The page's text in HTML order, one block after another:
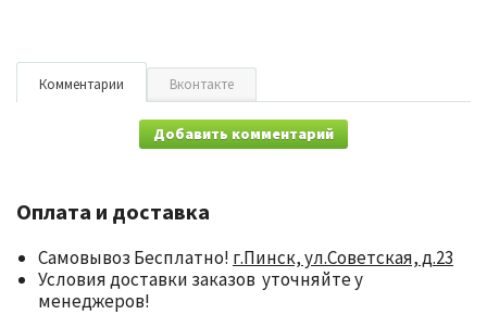
Комментарии Вконтакте
Добавить комментарий
Оплата и доставка
Самовывоз Бесплатно! г.Пинск, ул.Советская, д.23
Условия доставки заказов уточняйте у
менеджеров!